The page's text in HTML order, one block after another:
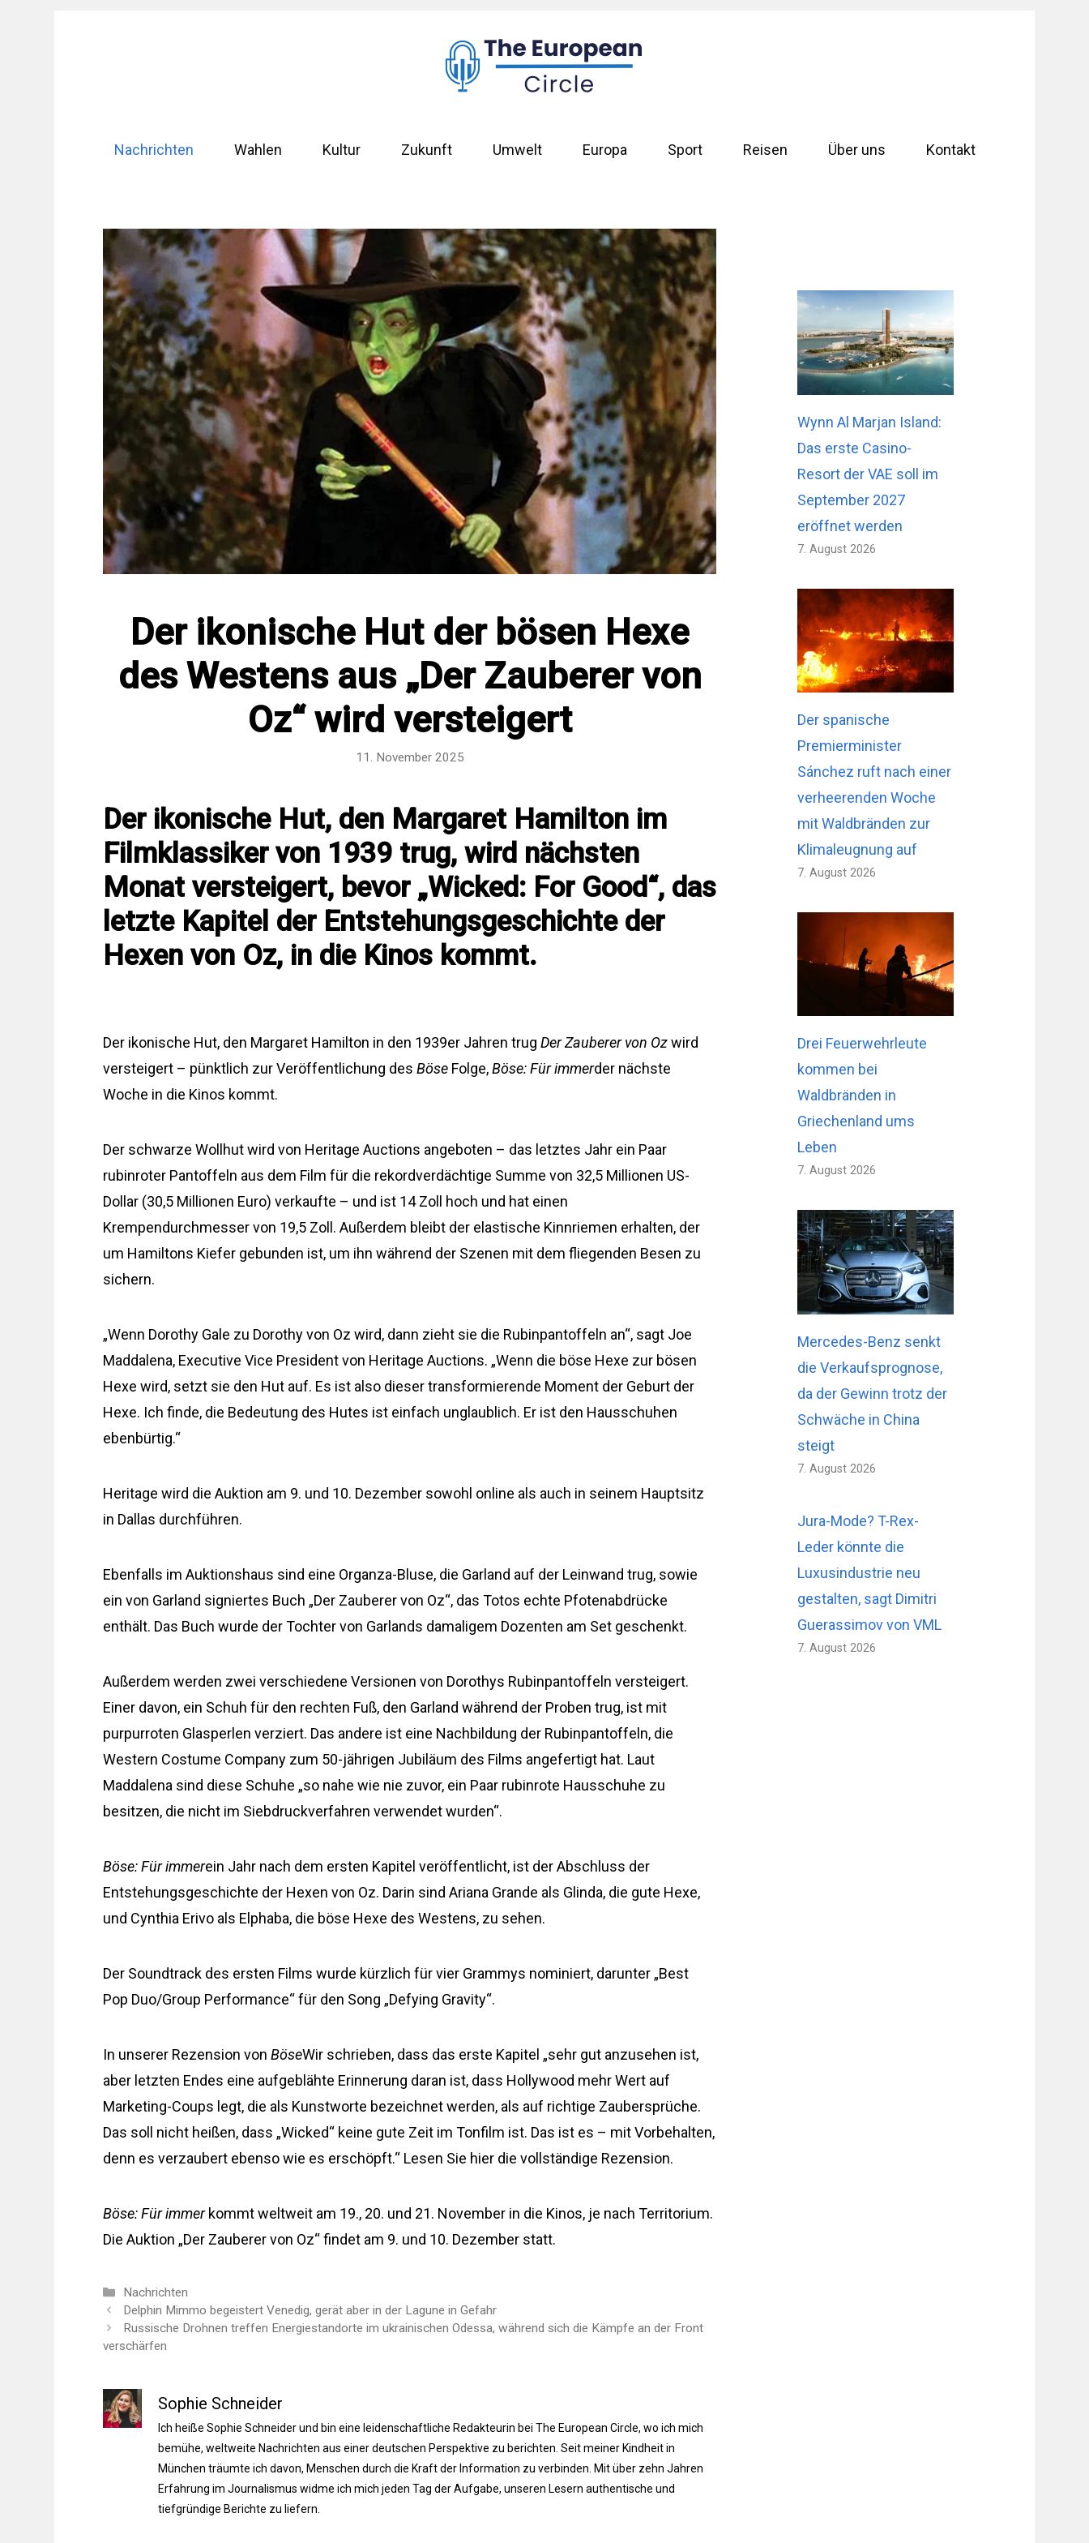
Nachrichten Wahlen Kultur Zukunft Umwelt Europa Sport Reisen Über uns Kontakt
Der ikonische Hut der bösen Hexe
des Westens aus „Der Zauberer von
Oz“ wird versteigert
11. November 2025
Der ikonische Hut, den Margaret Hamilton im
Filmklassiker von 1939 trug, wird nächsten
Monat versteigert, bevor „Wicked: For Good“, das
letzte Kapitel der Entstehungsgeschichte der
Hexen von Oz, in die Kinos kommt.
Der ikonische Hut, den Margaret Hamilton in den 1939er Jahren trugDer Zauberer von Ozwird
versteigert – pünktlich zur Veröffentlichung desBöse Folge,Böse: Für immerder nächste
Woche in die Kinos kommt.
Der schwarze Wollhut wird von Heritage Auctions angeboten – das letztes Jahr ein Paar
rubinroter Pantoffeln aus dem Film für die rekordverdächtige Summe von 32,5 Millionen US-
Dollar (30,5 Millionen Euro) verkaufte – und ist 14 Zoll hoch und hat einen
Krempendurchmesser von 19,5 Zoll. Außerdem bleibt der elastische Kinnriemen erhalten, der
um Hamiltons Kiefer gebunden ist, um ihn während der Szenen mit dem fliegenden Besen zu
sichern.
„Wenn Dorothy Gale zu Dorothy von Oz wird, dann zieht sie die Rubinpantoffeln an“, sagt Joe
Maddalena, Executive Vice President von Heritage Auctions. „Wenn die böse Hexe zur bösen
Hexe wird, setzt sie den Hut auf. Es ist also dieser transformierende Moment der Geburt der
Hexe. Ich finde, die Bedeutung des Hutes ist einfach unglaublich. Er ist den Hausschuhen
ebenbürtig.“
Heritage wird die Auktion am 9. und 10. Dezember sowohl online als auch in seinem Hauptsitz
in Dallas durchführen.
Ebenfalls im Auktionshaus sind eine Organza-Bluse, die Garland auf der Leinwand trug, sowie
ein von Garland signiertes Buch „Der Zauberer von Oz“, das Totos echte Pfotenabdrücke
enthält. Das Buch wurde der Tochter von Garlands damaligem Dozenten am Set geschenkt.
Außerdem werden zwei verschiedene Versionen von Dorothys Rubinpantoffeln versteigert.
Einer davon, ein Schuh für den rechten Fuß, den Garland während der Proben trug, ist mit
purpurroten Glasperlen verziert. Das andere ist eine Nachbildung der Rubinpantoffeln, die
Western Costume Company zum 50-jährigen Jubiläum des Films angefertigt hat. Laut
Maddalena sind diese Schuhe „so nahe wie nie zuvor, ein Paar rubinrote Hausschuhe zu
besitzen, die nicht im Siebdruckverfahren verwendet wurden“.
Böse: Für immerein Jahr nach dem ersten Kapitel veröffentlicht, ist der Abschluss der
Entstehungsgeschichte der Hexen von Oz. Darin sind Ariana Grande als Glinda, die gute Hexe,
und Cynthia Erivo als Elphaba, die böse Hexe des Westens, zu sehen.
Der Soundtrack des ersten Films wurde kürzlich für vier Grammys nominiert, darunter „Best
Pop Duo/Group Performance“ für den Song „Defying Gravity“.
In unserer Rezension vonBöseWir schrieben, dass das erste Kapitel „sehr gut anzusehen ist,
aber letzten Endes eine aufgeblähte Erinnerung daran ist, dass Hollywood mehr Wert auf
Marketing-Coups legt, die als Kunstworte bezeichnet werden, als auf richtige Zaubersprüche.
Das soll nicht heißen, dass „Wicked“ keine gute Zeit im Tonfilm ist. Das ist es – mit Vorbehalten,
denn es verzaubert ebenso wie es erschöpft.“ Lesen Sie hier die vollständige Rezension.
Böse: Für immerkommt weltweit am 19., 20. und 21. November in die Kinos, je nach Territorium.
Die Auktion „Der Zauberer von Oz“ findet am 9. und 10. Dezember statt.
Kategorien
Nachrichten
Delphin Mimmo begeistert Venedig, gerät aber in der Lagune in Gefahr
Russische Drohnen treffen Energiestandorte im ukrainischen Odessa, während sich die Kämpfe an der Front
verschärfen
Sophie Schneider
Ich heiße Sophie Schneider und bin eine leidenschaftliche Redakteurin bei The European Circle, wo ich mich
bemühe, weltweite Nachrichten aus einer deutschen Perspektive zu berichten. Seit meiner Kindheit in
München träumte ich davon, Menschen durch die Kraft der Information zu verbinden. Mit über zehn Jahren
Erfahrung im Journalismus widme ich mich jeden Tag der Aufgabe, unseren Lesern authentische und
tiefgründige Berichte zu liefern.
Wynn Al Marjan Island:
Das erste Casino-
Resort der VAE soll im
September 2027
eröffnet werden
7. August 2026
Der spanische
Premierminister
Sánchez ruft nach einer
verheerenden Woche
mit Waldbränden zur
Klimaleugnung auf
7. August 2026
Drei Feuerwehrleute
kommen bei
Waldbränden in
Griechenland ums
Leben
7. August 2026
Mercedes-Benz senkt
die Verkaufsprognose,
da der Gewinn trotz der
Schwäche in China
steigt
7. August 2026
Jura-Mode? T-Rex-
Leder könnte die
Luxusindustrie neu
gestalten, sagt Dimitri
Guerassimov von VML
7. August 2026